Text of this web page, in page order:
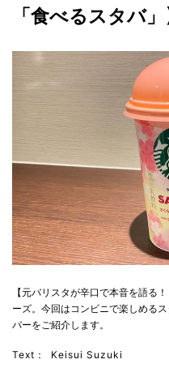
「食べるスタバ」
【元バリスタが辛口で本音を語る
ーズ。今回はコンビニで楽しめる
バーをご紹介します。
Text： Keisui Suzuki